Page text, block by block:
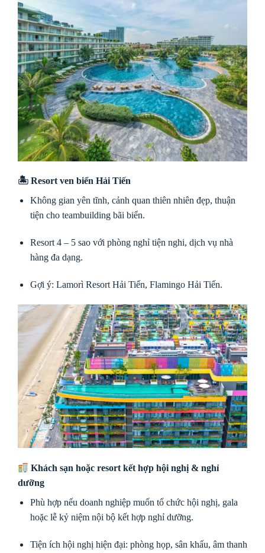
🏝 Resort ven biển Hải Tiến
Không gian yên tĩnh, cảnh quan thiên nhiên đẹp, thuận
tiện cho teambuilding bãi biển.
Resort 4 – 5 sao với phòng nghỉ tiện nghi, dịch vụ nhà
hàng đa dạng.
Gợi ý: Lamorì Resort Hải Tiến, Flamingo Hải Tiến.
Khách sạn hoặc resort kết hợp hội nghị & nghỉ
dưỡng
Phù hợp nếu doanh nghiệp muốn tổ chức hội nghị, gala
hoặc lễ kỷ niệm nội bộ kết hợp nghỉ dưỡng.
Tiện ích hội nghị hiện đại: phòng họp, sân khấu, âm thanh